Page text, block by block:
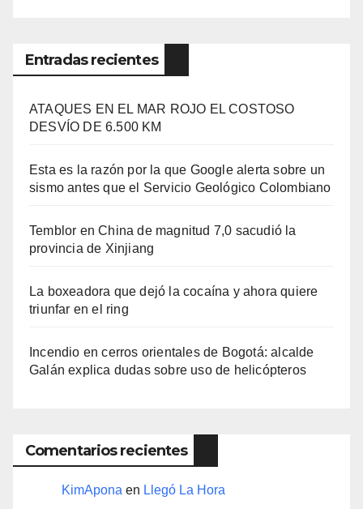
Entradas recientes
ATAQUES EN EL MAR ROJO EL COSTOSO
DESVÍO DE 6.500 KM
Esta es la razón por la que Google alerta sobre un
sismo antes que el Servicio Geológico Colombiano
Temblor en China de magnitud 7,0 sacudió la
provincia de Xinjiang
La boxeadora que dejó la cocaína y ahora quiere
triunfar en el ring​
Incendio en cerros orientales de Bogotá: alcalde
Galán explica dudas sobre uso de helicópteros
Comentarios recientes
KimApona en Llegó La Hora